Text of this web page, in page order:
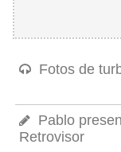
Fotos de
Pablo
Retrovisor